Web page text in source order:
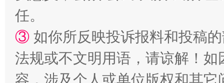
招工难、用工荒背后
任。
③ 如你所反映投诉报料和投稿
法规或不文明用语，请谅解！
容，涉及个人或单位版权和其它